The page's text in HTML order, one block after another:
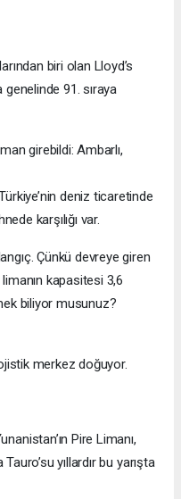
biri olan Lloyd’s
genelinde 91. sıraya
girebildi: Ambarlı,
deniz ticaretinde
karşılığı var.
Çünkü devreye giren
kapasitesi 3,6
biliyor musunuz?
merkez doğuyor.
Pire Limanı,
Tauro’su yıllardır bu yarışta